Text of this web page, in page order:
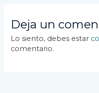
Deja un
Lo siento, debes estar
comentario.